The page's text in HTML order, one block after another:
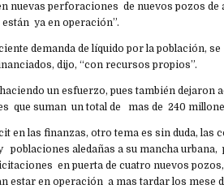
nuevas perforaciones de nuevos pozos de
ya en operación”.
demanda de líquido por la población,
dijo, “con recursos propios”.
un esfuerzo, pues también dejaron
que suman un total de mas de 240
en las finanzas, otro tema es sin duda, las
poblaciones aledañas a su mancha urbana,
en puerta de cuatro nuevos pozos,
estar en operación a mas tardar los mese